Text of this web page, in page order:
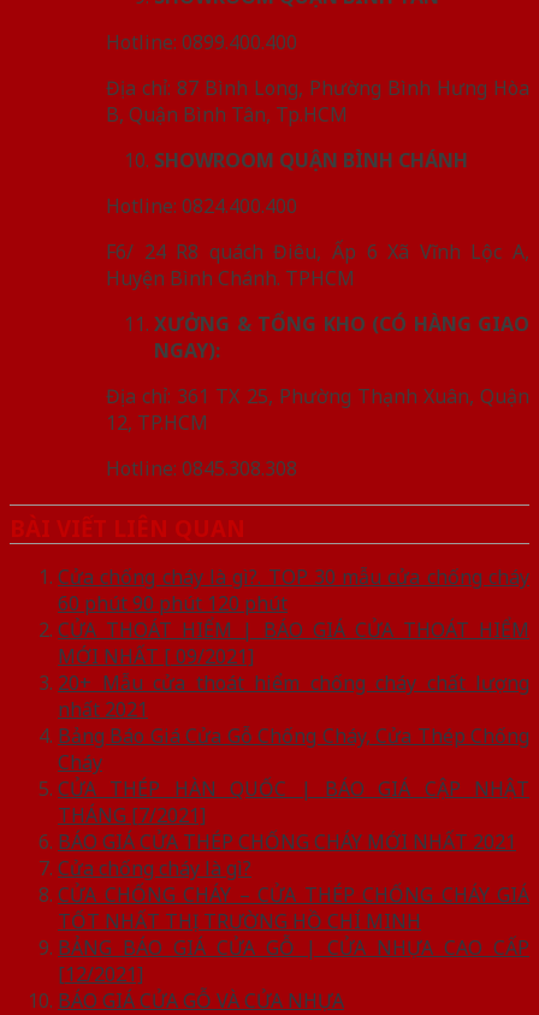
Hotline: 0899.400.400
Địa chỉ: 87 Bình Long, Phường Bình Hưng Hòa
B, Quận Bình Tân, Tp.HCM
SHOWROOM QUẬN BÌNH CHÁNH
Hotline: 0824.400.400
F6/ 24 R8 quách Điêu, Ấp 6 Xã Vĩnh Lộc A,
Huyện Bình Chánh. TPHCM
XƯỞNG & TỔNG KHO (CÓ HÀNG GIAO
NGAY):
Địa chỉ: 361 TX 25, Phường Thạnh Xuân, Quận
12, TP.HCM
Hotline: 0845.308.308
BÀI VIẾT LIÊN QUAN
Cửa chống cháy là gì?. TOP 30 mẫu cửa chống cháy
60 phút 90 phút 120 phút
CỬA THOÁT HIỂM | BÁO GIÁ CỬA THOÁT HIỂM
MỚI NHẤT [ 09/2021]
20+ Mẫu cửa thoát hiểm chống cháy chất lượng
nhất 2021
Bảng Báo Giá Cửa Gỗ Chống Cháy, Cửa Thép Chống
Cháy
CỬA THÉP HÀN QUỐC | BÁO GIÁ CẬP NHẬT
THÁNG [7/2021]
BÁO GIÁ CỬA THÉP CHỐNG CHÁY MỚI NHẤT 2021
Cửa chống cháy là gì?
CỬA CHỐNG CHÁY – CỬA THÉP CHỐNG CHÁY GIÁ
TỐT NHẤT THỊ TRƯỜNG HỒ CHÍ MINH
BẢNG BÁO GIÁ CỬA GỖ | CỬA NHỰA CAO CẤP
[12/2021]
BÁO GIÁ CỬA GỖ VÀ CỬA NHỰA